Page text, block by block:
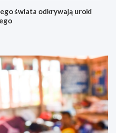
świata odkrywają uroki